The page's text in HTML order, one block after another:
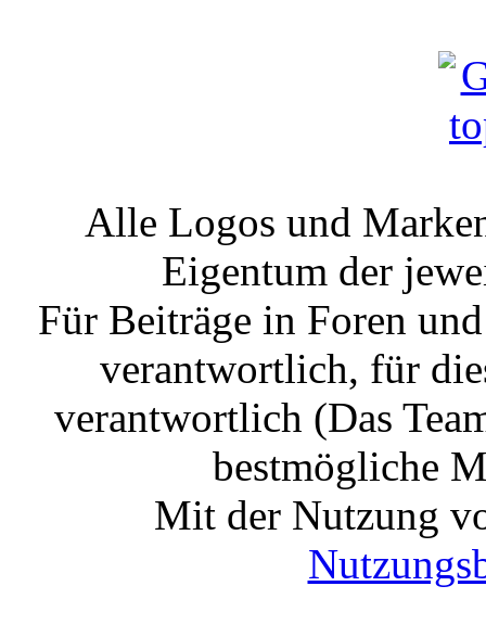
Alle Logos und
Eigentum der
Für Beiträge in Foren
verantwortlich, für
verantwortlich (Das
bestmögliche
Mit der Nutzung